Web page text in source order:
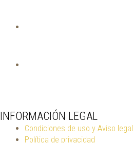
INFORMACIÓN LEGAL
Condiciones de uso y Aviso legal
Política de privacidad